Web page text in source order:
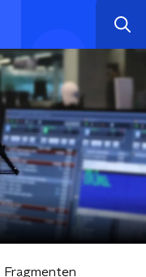
Fragmenten